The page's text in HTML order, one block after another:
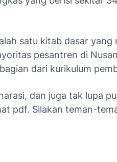
satu kitab dasar yang
pesantren di
dari kurikulum
dan juga tak lupa
pdf. Silakan teman-